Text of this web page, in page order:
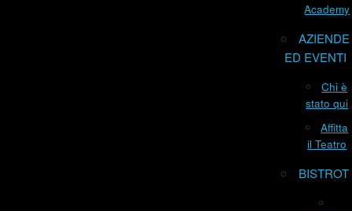
Academy
AZIENDE
ED EVENTI
Chi è
stato qui
Affitta
il Teatro
BISTROT